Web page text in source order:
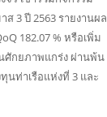
3 ปี 2563 รายงานผล
182.07 % หรือเพิ่ม
ศักยภาพแกร่ง ผ่านพ้น
นท่าเรือแห่งที่ 3 และ